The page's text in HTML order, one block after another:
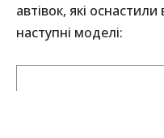
автівок, які
наступні моделі: